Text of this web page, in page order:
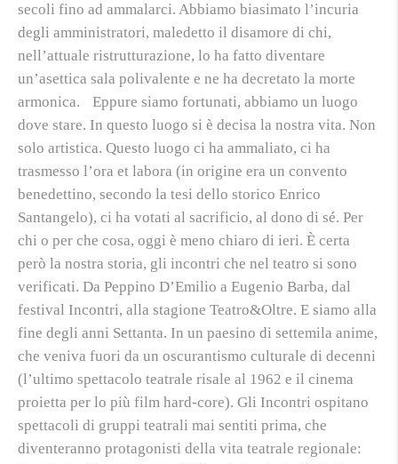
secoli fino ad ammalarci. Abbiamo biasimato l’incuria
degli amministratori, maledetto il disamore di chi,
nell’attuale ristrutturazione, lo ha fatto diventare
un’asettica sala polivalente e ne ha decretato la morte
armonica. Eppure siamo fortunati, abbiamo un luogo
dove stare. In questo luogo si è decisa la nostra vita. Non
solo artistica. Questo luogo ci ha ammaliato, ci ha
trasmesso l’ora et labora (in origine era un convento
benedettino, secondo la tesi dello storico Enrico
Santangelo), ci ha votati al sacrificio, al dono di sé. Per
chi o per che cosa, oggi è meno chiaro di ieri. È certa
però la nostra storia, gli incontri che nel teatro si sono
verificati. Da Peppino D’Emilio a Eugenio Barba, dal
festival Incontri, alla stagione Teatro&Oltre. E siamo alla
fine degli anni Settanta. In un paesino di settemila anime,
che veniva fuori da un oscurantismo culturale di decenni
(l’ultimo spettacolo teatrale risale al 1962 e il cinema
proietta per lo più film hard-core). Gli Incontri ospitano
spettacoli di gruppi teatrali mai sentiti prima, che
diventeranno protagonisti della vita teatrale regionale: